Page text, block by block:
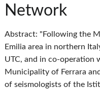
Network
Abstract: "Following the
Emilia area in northern
UTC, and in co-operation
Municipality of Ferrara
of seismologists of the